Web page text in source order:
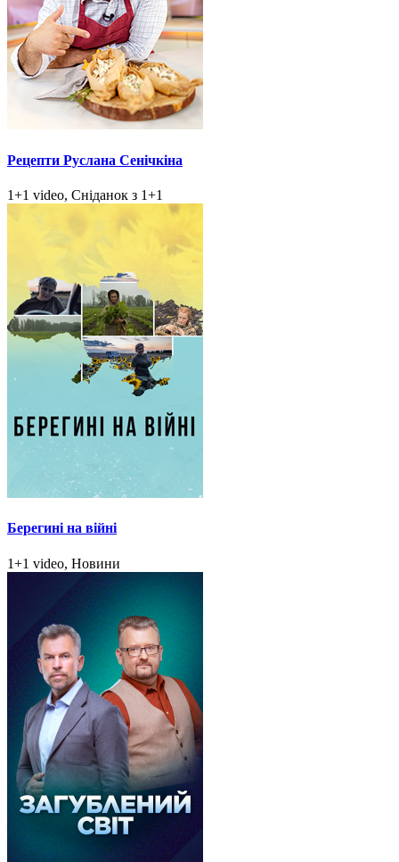
Рецепти Руслана Сенічкіна
1+1 video, Сніданок з 1+1
Берегині на війні
1+1 video, Новини